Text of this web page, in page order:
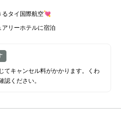
るタイ国際航空💘
リーホテルに宿泊
てキャンセル料がかかります。くわ
認ください。